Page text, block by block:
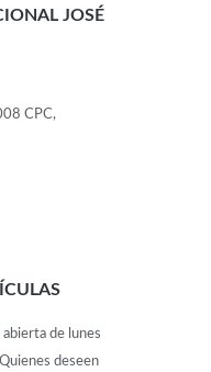
JOSÉ
CPC,
abierta de lunes
deseen